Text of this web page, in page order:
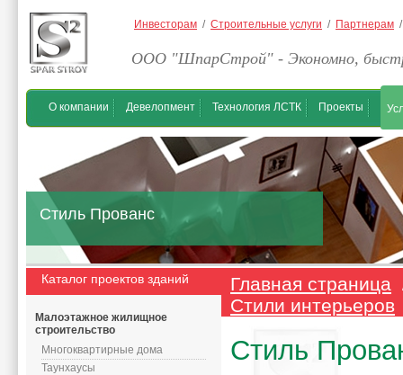
Инвесторам / Строительные услуги / Партнерам
ООО "ШпарСтрой" - Экономно,
О компании Девелопмент Технология ЛСТК Проекты
Стиль Прованс
Каталог проектов зданий
Малоэтажное жилищное
строительство
Многоквартирные дома
Таунхаусы
Главная страница
Стили интерьеров
Стиль